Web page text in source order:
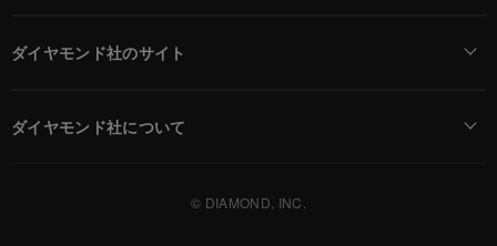
ダイヤモンド社のサイト
ダイヤモンド社について
© DIAMOND, INC.